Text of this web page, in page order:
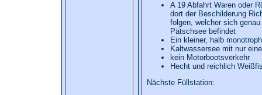
A 19 Abfahrt Waren oder
dort der Beschilderung
folgen, welcher sich
Pätschsee befindet
Ein kleiner, halb
Kaltwassersee mit nur
kein Motorbootsverkehr
Hecht und reichlich
Nächste Füllstation: